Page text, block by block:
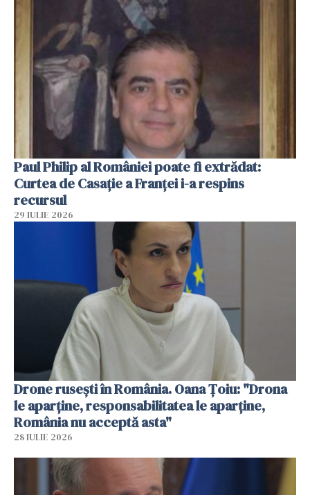
Paul Philip al României poate fi extrădat:
Curtea de Casaţie a Franţei i-a respins
recursul
29 IULIE 2026
Drone rusești în România. Oana Ţoiu: "Drona
le aparţine, responsabilitatea le aparţine,
România nu acceptă asta"
28 IULIE 2026